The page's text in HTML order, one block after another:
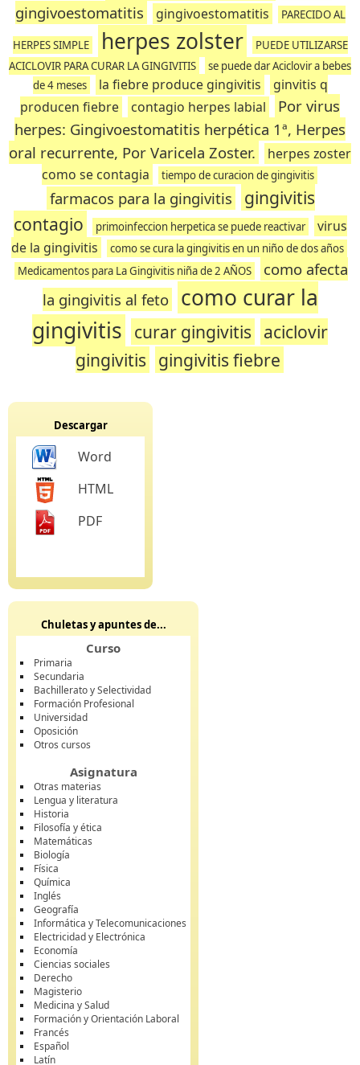
gingivoestomatitis
gingivoestomatitis PARECIDO AL
HERPES SIMPLE herpes zolster
PUEDE UTILIZARSE
ACICLOVIR PARA CURAR LA GINGIVITIS
se puede dar Aciclovir a bebes
de 4 meses
la fiebre produce gingivitis
ginvitis q
producen fiebre
contagio herpes labial
Por virus
herpes: Gingivoestomatitis herpética 1ª, Herpes
oral recurrente, Por Varicela Zoster.
herpes zoster
como se contagia
tiempo de curacion de gingivitis
farmacos para la gingivitis
gingivitis
contagio
primoinfeccion herpetica se puede reactivar
virus
de la gingivitis
como se cura la gingivitis en un niño de dos años
Medicamentos para La Gingivitis niña de 2 AÑOS
como afecta
la gingivitis al feto
como curar la
gingivitis curar gingivitis aciclovir
gingivitis gingivitis fiebre
Descargar
Word
HTML
PDF
Chuletas y apuntes de...
Curso
Primaria
Secundaria
Bachillerato y Selectividad
Formación Profesional
Universidad
Oposición
Otros cursos
Asignatura
Otras materias
Lengua y literatura
Historia
Filosofía y ética
Matemáticas
Biología
Física
Química
Inglés
Geografía
Informática y Telecomunicaciones
Electricidad y Electrónica
Economía
Ciencias sociales
Derecho
Magisterio
Medicina y Salud
Formación y Orientación Laboral
Francés
Español
Latín